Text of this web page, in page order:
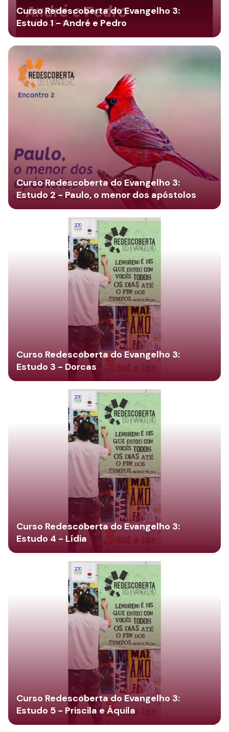
Curso Redescoberta do Evangelho 3:
Estudo 1 - André e Pedro
Curso Redescoberta do Evangelho 3:
Estudo 2 - Paulo, o menor dos apóstolos
Curso Redescoberta do Evangelho 3:
Estudo 3 - Dorcas
Curso Redescoberta do Evangelho 3:
Estudo 4 - Lídia
Curso Redescoberta do Evangelho 3:
Estudo 5 - Priscila e Áquila